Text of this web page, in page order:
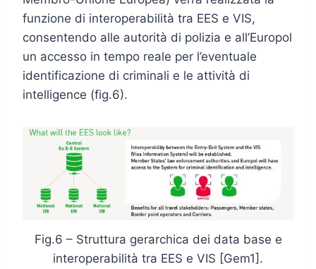
funzione di interoperabilità tra EES e VIS,
consentendo alle autorità di polizia e all’Europol
un accesso in tempo reale per l’eventuale
identificazione di criminali e le attività di
intelligence (fig.6).
Fig.6 – Struttura gerarchica dei data base e
interoperabilità tra EES e VIS [Gem1].